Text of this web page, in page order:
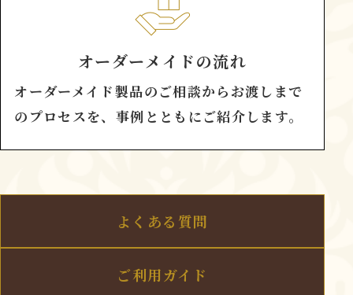
オーダーメイドの流れ
オーダーメイド製品のご相談からお渡しまで
のプロセスを、事例とともにご紹介します。
よくある質問
ご利用ガイド